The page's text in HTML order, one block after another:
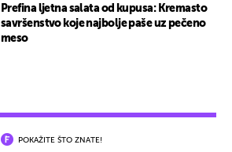
POKAŽITE ŠTO ZNATE!
Prefina ljetna salata od kupusa: Kremasto
savršenstvo koje najbolje paše uz pečeno
meso